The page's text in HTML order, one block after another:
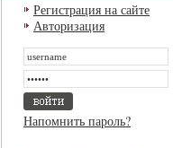
Регистрация на сайте
Авторизация
Напомнить пароль?